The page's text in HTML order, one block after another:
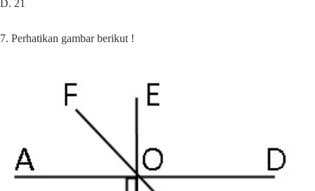
D. 21
7. Perhatikan gambar berikut !